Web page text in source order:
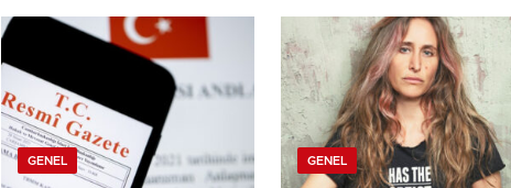
GENEL GENEL